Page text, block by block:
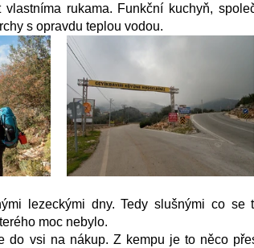
rukama. Funkční kuchyň,
s opravdu teplou vodou.
lezeckými dny. Tedy slušnými co se
moc nebylo.
do vsi na nákup. Z kempu je to něco